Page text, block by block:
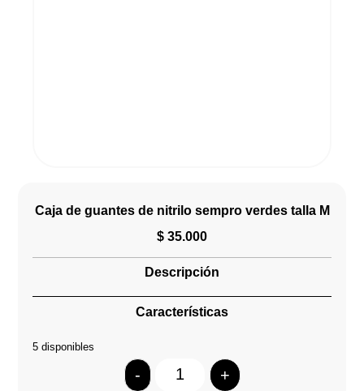
Caja de guantes de nitrilo sempro verdes talla M
$ 35.000
Descripción
Características
5 disponibles
Quantity
- +